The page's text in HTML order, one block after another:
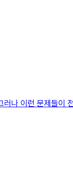
나 이런 문제들이